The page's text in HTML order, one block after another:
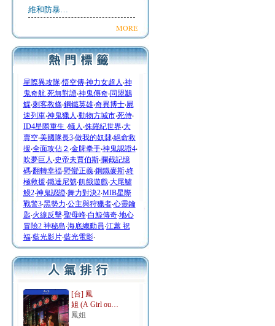
維和防暴…
MORE
星際異攻隊‧悟空傳‧神力女超人 ‧神
鬼奇航 死無對證‧神鬼傳奇‧同盟鶼
鰈‧刺客教條‧鋼鐵英雄‧奇異博士‧屍
速列車‧神鬼獵人 ‧動物方城市‧死侍‧
ID4星際重生 ‧蟻人 ‧侏羅紀世界‧大
賣空‧美國隊長3‧做我的奴隸‧絕命救
援‧全面攻佔２ ‧金牌拳手‧神鬼認證4‧
吹夢巨人 ‧史帝夫賈伯斯‧攔截記憶
碼‧翻轉幸福‧野蠻正義‧鋼鐵麥斯‧終
極救援‧鐵達尼號‧飢餓遊戲‧大尾鱸
鰻2‧神鬼認證‧舞力對決2‧MIB星際
戰警3‧黑勢力‧公主與狩獵者‧心靈鑰
匙‧火線反擊‧聖母峰‧白鯨傳奇‧地心
冒險2 神秘島‧海底總動員‧江蕙 祝
福‧藍光影片‧藍光電影‧
[台] 鳳
姐 (A Girl ou…
鳳姐